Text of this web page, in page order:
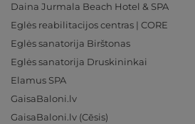
Daina Jurmala Beach Hotel & SPA
Eglės reabilitacijos centras | CORE
Eglės sanatorija Birštonas
Eglės sanatorija Druskininkai
Elamus SPA
GaisaBaloni.lv
GaisaBaloni.lv (Cēsis)